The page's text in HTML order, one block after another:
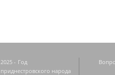
2025 - Год
приднестровского народа